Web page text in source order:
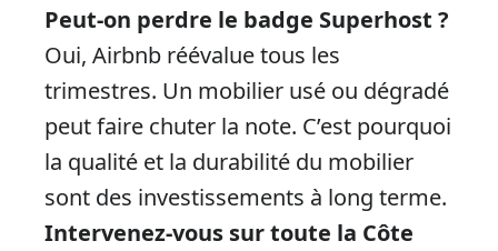
Peut-on perdre le badge Superhost ?
Oui, Airbnb réévalue tous les
trimestres. Un mobilier usé ou dégradé
peut faire chuter la note. C’est pourquoi
la qualité et la durabilité du mobilier
sont des investissements à long terme.
Intervenez-vous sur toute la Côte